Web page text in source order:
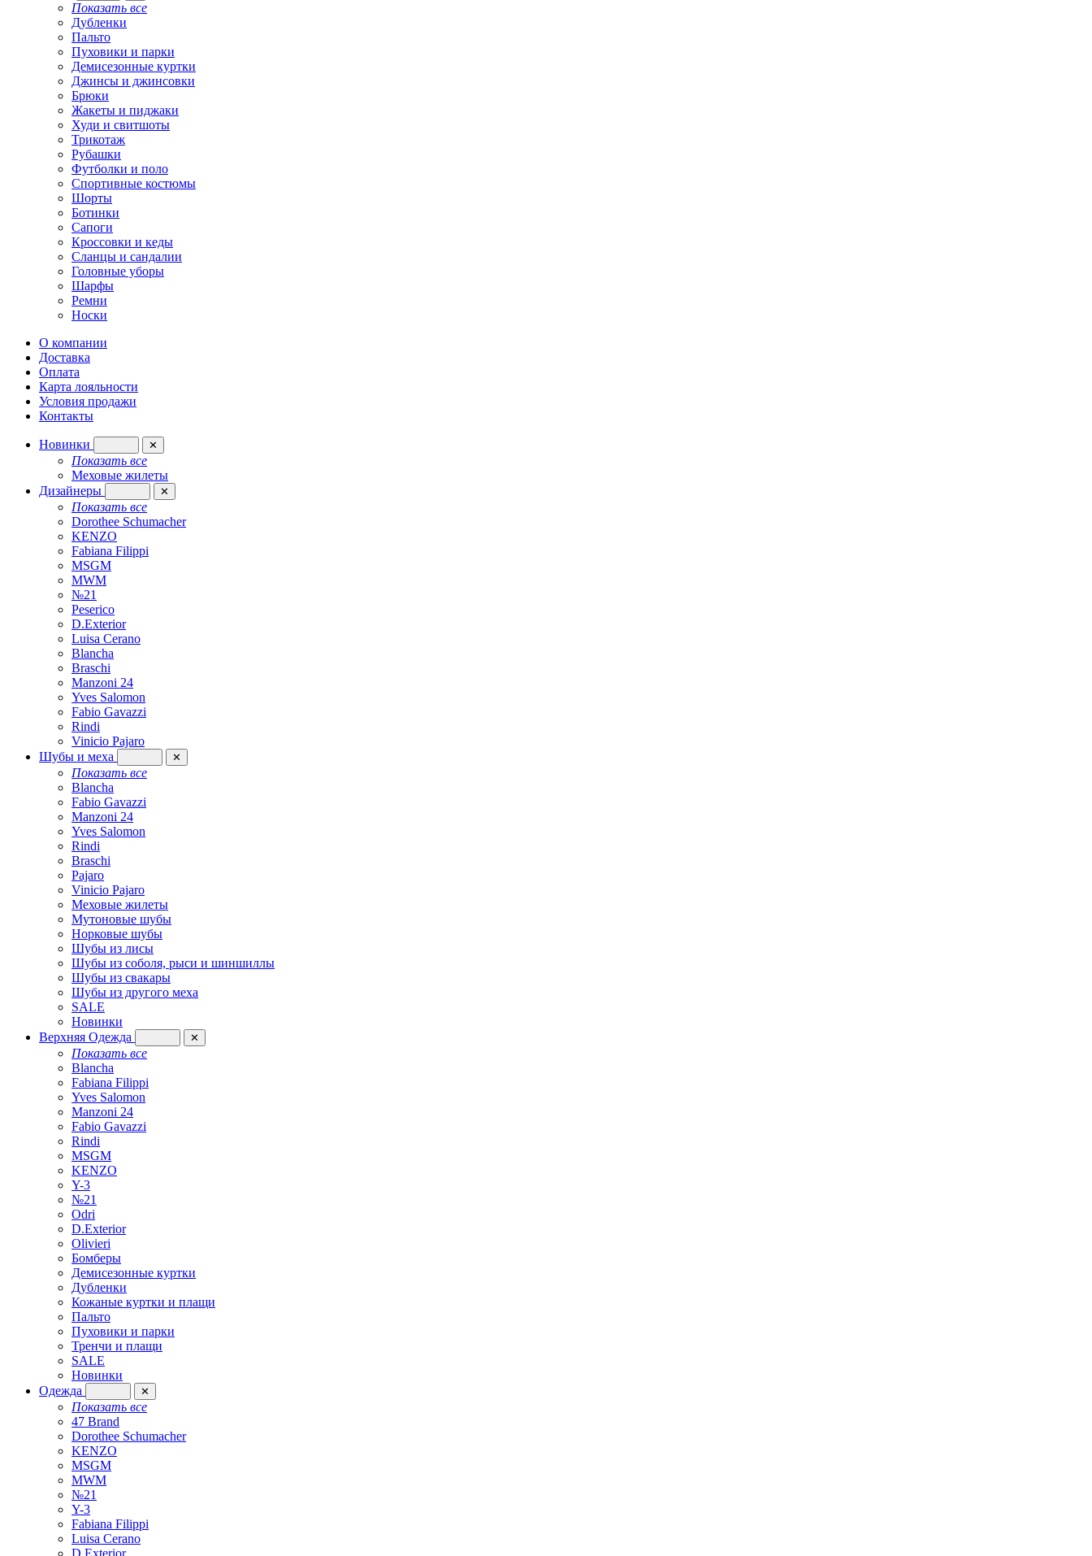
Показать все
Дубленки
Пальто
Пуховики и парки
Демисезонные куртки
Джинсы и джинсовки
Брюки
Жакеты и пиджаки
Худи и свитшоты
Трикотаж
Рубашки
Футболки и поло
Спортивные костюмы
Шорты
Ботинки
Сапоги
Кроссовки и кеды
Сланцы и сандалии
Головные уборы
Шарфы
Ремни
Носки
О компании
Доставка
Оплата
Карта лояльности
Условия продажи
Контакты
Новинки ✕
Показать все
Меховые жилеты
Дизайнеры
✕
Показать все
Dorothee Schumacher
KENZO
Fabiana Filippi
MSGM
MWM
№21
Peserico
D.Exterior
Luisa Cerano
Blancha
Braschi
Manzoni 24
Yves Salomon
Fabio Gavazzi
Rindi
Vinicio Pajaro
Шубы и меха
✕
Показать все
Blancha
Fabio Gavazzi
Manzoni 24
Yves Salomon
Rindi
Braschi
Pajaro
Vinicio Pajaro
Меховые жилеты
Мутоновые шубы
Норковые шубы
Шубы из лисы
Шубы из соболя, рыси и шиншиллы
Шубы из свакары
Шубы из другого меха
SALE
Новинки
Верхняя Одежда
✕
Показать все
Blancha
Fabiana Filippi
Yves Salomon
Manzoni 24
Fabio Gavazzi
Rindi
MSGM
KENZO
Y-3
№21
Odri
D.Exterior
Olivieri
Бомберы
Демисезонные куртки
Дубленки
Кожаные куртки и плащи
Пальто
Пуховики и парки
Тренчи и плащи
SALE
Новинки
Одежда
✕
Показать все
47 Brand
Dorothee Schumacher
KENZO
MSGM
MWM
№21
Y-3
Fabiana Filippi
Luisa Cerano